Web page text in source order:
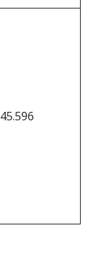
45.596